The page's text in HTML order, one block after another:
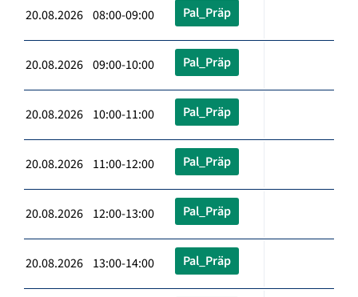
20.08.2026 08:00-09:00 Pal_Präp
20.08.2026 09:00-10:00 Pal_Präp
20.08.2026 10:00-11:00 Pal_Präp
20.08.2026 11:00-12:00 Pal_Präp
20.08.2026 12:00-13:00 Pal_Präp
20.08.2026 13:00-14:00 Pal_Präp